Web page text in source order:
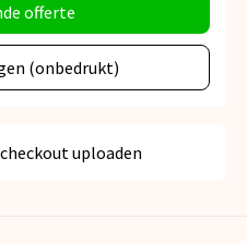
offerte
(onbedrukt)
uploaden